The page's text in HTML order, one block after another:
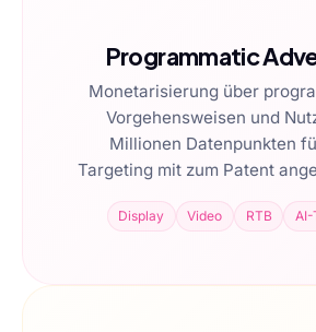
Programmatic
Monetarisierung über
Vorgehensweisen und
Millionen Datenpunkten
Targeting mit zum Patent
Display Video RTB AI-